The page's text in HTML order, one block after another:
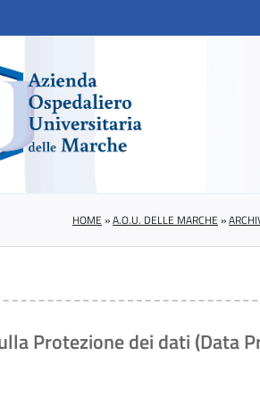
HOME »A.O.U. DELLE MARCHE »
Protezione dei dati (Data